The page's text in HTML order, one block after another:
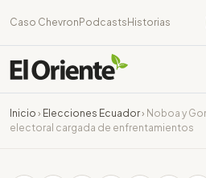
Caso Chevron Podcasts Historias
Inicio › Elecciones Ecuador› Noboa y
electoral cargada de enfrentamientos